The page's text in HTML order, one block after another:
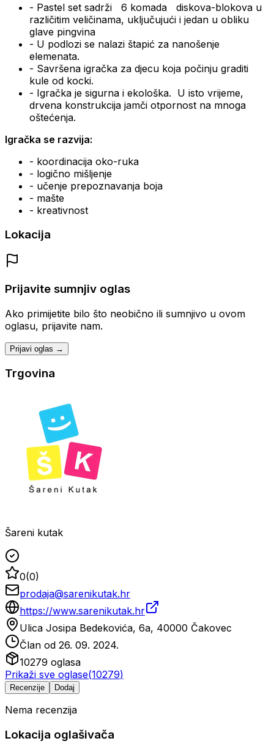
- Pastel set sadrži 6 komada diskova-blokova u
različitim veličinama, uključujući i jedan u obliku
glave pingvina
- U podlozi se nalazi štapić za nanošenje
elemenata.
- Savršena igračka za djecu koja počinju graditi
kule od kocki.
- Igračka je sigurna i ekološka. U isto vrijeme,
drvena konstrukcija jamči otpornost na mnoga
oštećenja.
Igračka se razvija:
- koordinacija oko-ruka
- logično mišljenje
- učenje prepoznavanja boja
- mašte
- kreativnost
Lokacija
Prijavite sumnjiv oglas
Ako primijetite bilo što neobično ili sumnjivo u ovom
oglasu, prijavite nam.
Prijavi oglas →
Trgovina
Šareni kutak
0(0)
prodaja@sarenikutak.hr
https://www.sarenikutak.hr
Ulica Josipa Bedekovića, 6a, 40000 Čakovec
Član od 26. 09. 2024.
10279 oglasa
Prikaži sve oglase(10279)
Recenzije Dodaj
Nema recenzija
Lokacija oglašivača